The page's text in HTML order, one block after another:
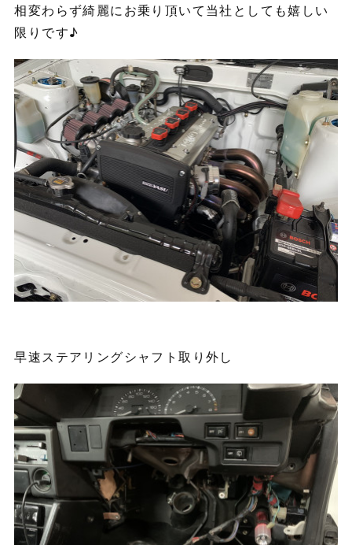
相変わらず綺麗にお乗り頂いて当社としても嬉しい
限りです♪
早速ステアリングシャフト取り外し